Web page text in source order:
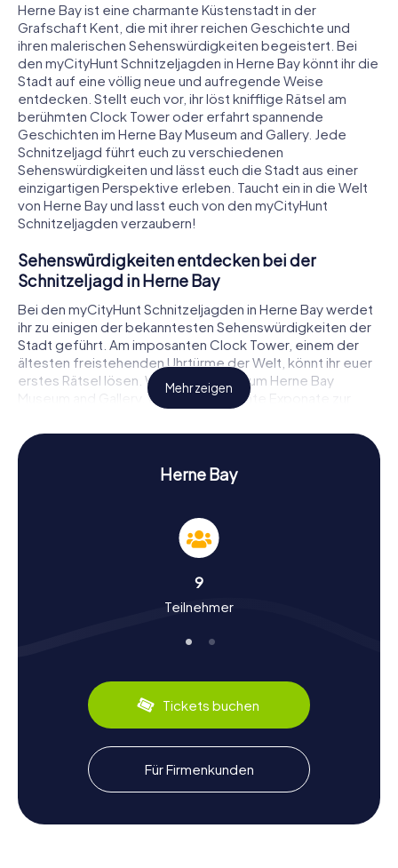
Herne Bay ist eine charmante Küstenstadt in der
Grafschaft Kent, die mit ihrer reichen Geschichte und
ihren malerischen Sehenswürdigkeiten begeistert. Bei
den myCityHunt Schnitzeljagden in Herne Bay könnt ihr die
Stadt auf eine völlig neue und aufregende Weise
entdecken. Stellt euch vor, ihr löst knifflige Rätsel am
berühmten Clock Tower oder erfahrt spannende
Geschichten im Herne Bay Museum and Gallery. Jede
Schnitzeljagd führt euch zu verschiedenen
Sehenswürdigkeiten und lässt euch die Stadt aus einer
einzigartigen Perspektive erleben. Taucht ein in die Welt
von Herne Bay und lasst euch von den myCityHunt
Schnitzeljagden verzaubern!
Sehenswürdigkeiten entdecken bei der
Schnitzeljagd in Herne Bay
Bei den myCityHunt Schnitzeljagden in Herne Bay werdet
ihr zu einigen der bekanntesten Sehenswürdigkeiten der
Stadt geführt. Am imposanten Clock Tower, einem der
ältesten freistehenden Uhrtürme der Welt, könnt ihr euer
erstes Rätsel lösen. Weiter geht es zum Herne Bay
Museum and Gallery, wo ihr interessante Exponate zur
Auch der Central Bandstand, ein beliebter
Veranstaltungsort direkt an der Küste, ist ein Highlight
jeder Schnitzeljagd in Herne Bay. Hier könnt ihr nicht nur
Rätsel lösen, sondern auch die herrliche Aussicht auf das
Geschichte und Kultur bei der Schnitzeljagd in
Die myCityHunt Schnitzeljagden in Herne Bay sind nicht nur
ein Abenteuer, sondern auch eine Reise durch die
sich im viktorianischen Zeitalter zu einem beliebten
heute das Stadtbild. Wusstet ihr, dass hier während des
Zweiten Weltkriegs die berühmten Rollbomben getestet
wurden? Diese und viele weitere spannende Fakten
erfahrt ihr bei unseren Schnitzeljagden. Auch kulinarisch
hat Herne Bay einiges zu bieten: Probiert unbedingt die
lokalen Fischspezialitäten, die frisch aus der Nordsee auf
den Teller kommen.
Nach der Schnitzeljagd in Herne Bay die
Mehr zeigen
Herne Bay
9
Teilnehmer
Tickets buchen
Für Firmenkunden